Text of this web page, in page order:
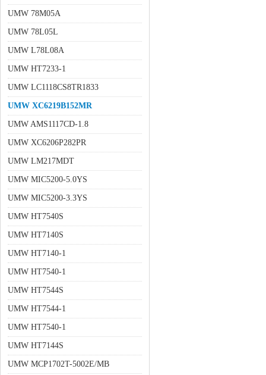
UMW 78M05A
UMW 78L05L
UMW L78L08A
UMW HT7233-1
UMW LC1118CS8TR1833
UMW XC6219B152MR
UMW AMS1117CD-1.8
UMW XC6206P282PR
UMW LM217MDT
UMW MIC5200-5.0YS
UMW MIC5200-3.3YS
UMW HT7540S
UMW HT7140S
UMW HT7140-1
UMW HT7540-1
UMW HT7544S
UMW HT7544-1
UMW HT7540-1
UMW HT7144S
UMW MCP1702T-5002E/MB